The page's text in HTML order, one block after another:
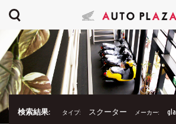
検索結果: タイプ: スクーター メーカー: